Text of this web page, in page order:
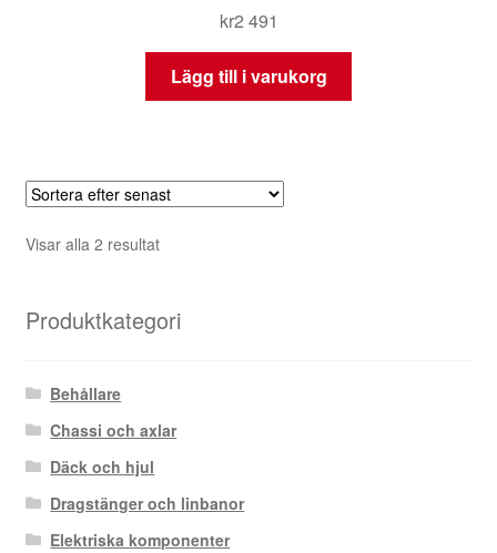
kr2 491
Lägg till i varukorg
Visar alla 2 resultatSortera
Produktkategori
Behållare
Chassi och axlar
Däck och hjul
Dragstänger och linbanor
Elektriska komponenter